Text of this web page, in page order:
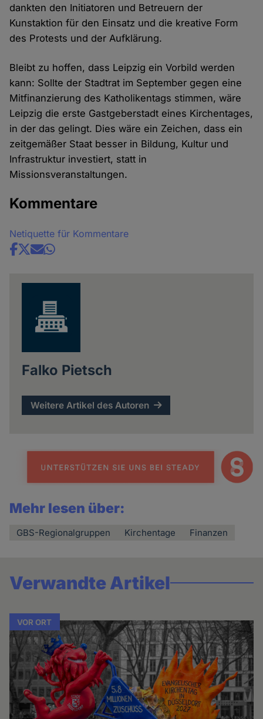
dankten den Initiatoren und Betreuern der
Kunstaktion für den Einsatz und die kreative Form
des Protests und der Aufklärung.
Bleibt zu hoffen, dass Leipzig ein Vorbild werden
kann: Sollte der Stadtrat im September gegen eine
Mitfinanzierung des Katholikentags stimmen, wäre
Leipzig die erste Gastgeberstadt eines Kirchentages,
in der das gelingt. Dies wäre ein Zeichen, dass ein
zeitgemäßer Staat besser in Bildung, Kultur und
Infrastruktur investiert, statt in
Missionsveranstaltungen.
Kommentare
Netiquette für Kommentare
Share
Falko Pietsch
Weitere Artikel des Autoren
Mehr lesen über:
GBS-Regionalgruppen Kirchentage Finanzen
Verwandte Artikel
VOR ORT